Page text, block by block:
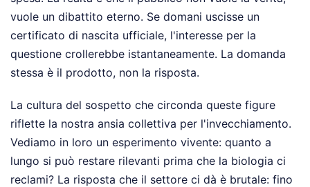
vuole un dibattito eterno. Se domani uscisse un
certificato di nascita ufficiale, l'interesse per la
questione crollerebbe istantaneamente. La domanda
stessa è il prodotto, non la risposta.
La cultura del sospetto che circonda queste figure
riflette la nostra ansia collettiva per l'invecchiamento.
Vediamo in loro un esperimento vivente: quanto a
lungo si può restare rilevanti prima che la biologia ci
reclami? La risposta che il settore ci dà è brutale: fino